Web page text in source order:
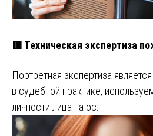
🟥 Техническая экспертиза
Портретная экспертиза
в судебной практике,
личности лица на ос…